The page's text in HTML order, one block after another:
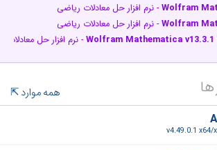
Wolfram- نرم افزار حل معادلات ریاضی
Wolfram- نرم افزار حل معادلات ریاضی
Wolfram Mathematica v13.3.1- نرم افزار حل معادلات
ها
همه موارد
v4.49.0.1 x64/